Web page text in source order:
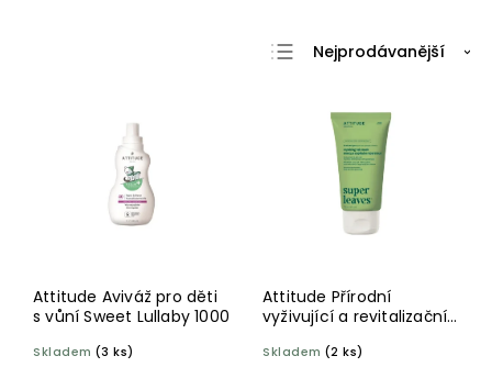
Nejprodávanější
Nejdražší
Abecedně
Attitude Aviváž pro děti
s vůní Sweet Lullaby 1000
Skladem (3 ks)
Attitude Přírodní
vyživující a revitalizační
leaves 150 g
Skladem (2 ks)